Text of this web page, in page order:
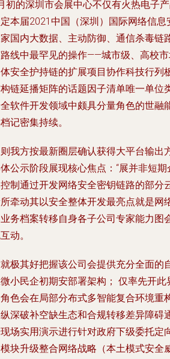
初的深圳市会展中心不仅有火热电子
本届2021中国（深圳）国际网络信
国内大数据、主动防御、通信杀毒链
线中最罕见的操作——城市级、高校
安全护持链的扩展项目协作科技行列
链延播矩阵的话题因子清单唯一单位
软件开发领域中颇具分量角色的世融
记密集持续。
我方按最新圈层确认获得大平台输出
公示阶段展现核心焦点：“展并非短
制通过开发网络安全密钥链路的部分
牵动其以安全整体开发最亮点就是网
务档案转移自身各子公司专家能力图
动。
极其好把握该公司会提供充分全面的
小民企初期安部署架构； 仅率先开
色会在局部分布式多智能复合环境重
深破补空缺生态和合规转移差异障碍
场实用演示进行针对政府下级委托定
块升级整合网络战略（本土模式安全